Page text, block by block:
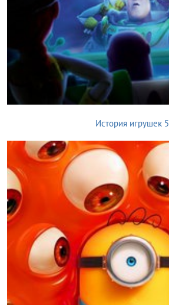
История игрушек 5